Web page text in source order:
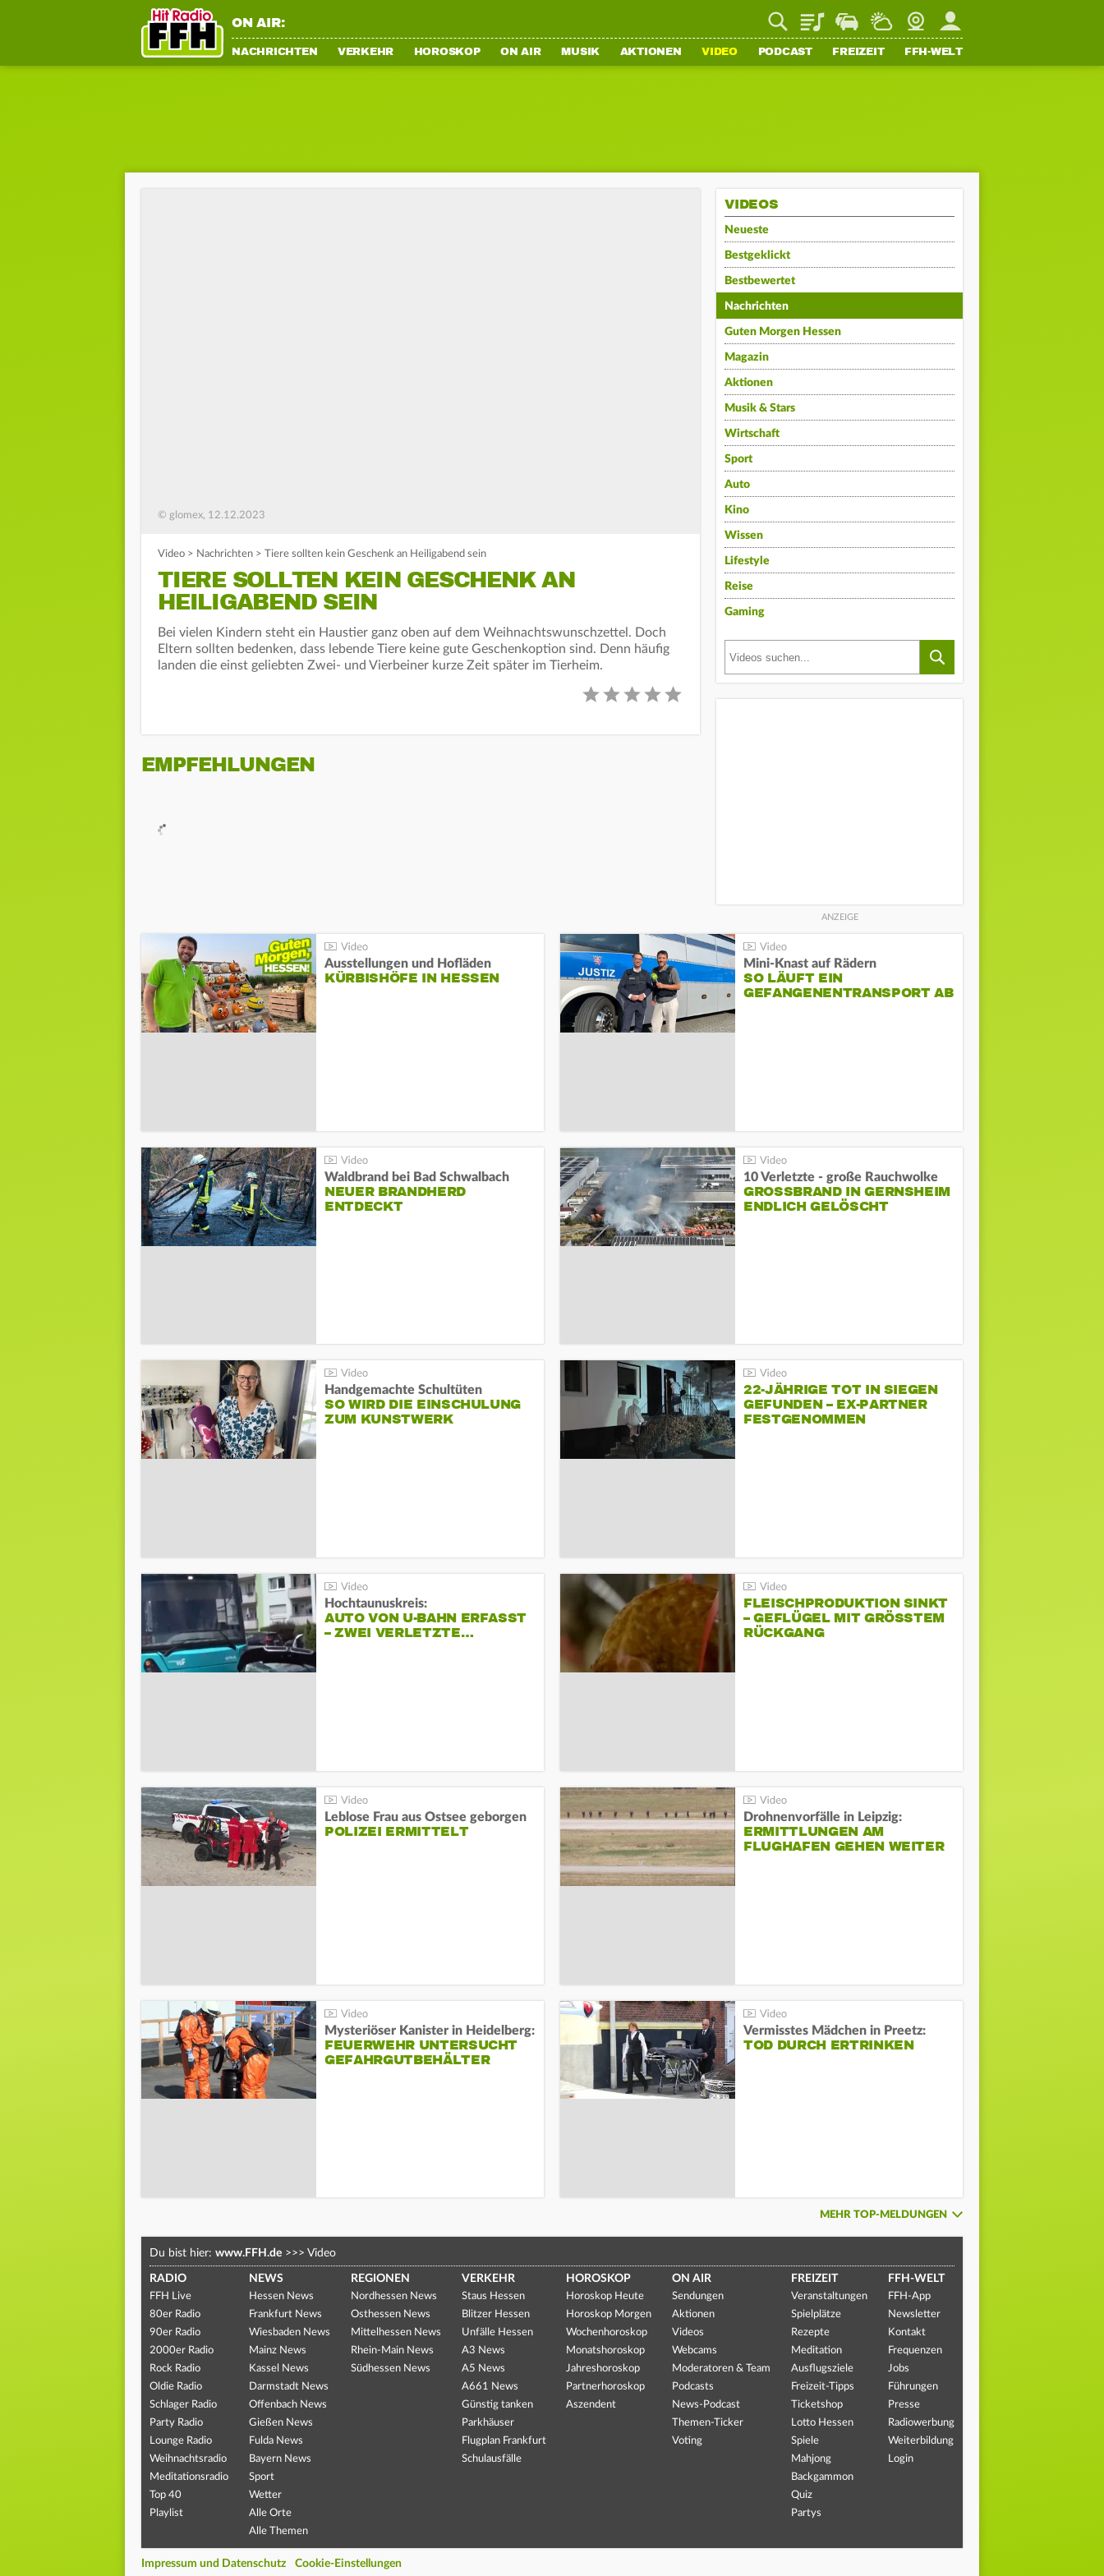
ON AIR: PlaylistStaupilotWetterWebcamMein FFH
NACHRICHTEN VERKEHR HOROSKOP ON AIR MUSIK AKTIONEN VIDEO PODCAST FREIZEIT FFH-WELT
© glomex, 12.12.2023
Video > Nachrichten > Tiere sollten kein Geschenk an Heiligabend sein
TIERE SOLLTEN KEIN GESCHENK AN
HEILIGABEND SEIN
Bei vielen Kindern steht ein Haustier ganz oben auf dem Weihnachtswunschzettel. Doch
Eltern sollten bedenken, dass lebende Tiere keine gute Geschenkoption sind. Denn häufig
landen die einst geliebten Zwei- und Vierbeiner kurze Zeit später im Tierheim.
EMPFEHLUNGEN
VIDEOS
Neueste
Bestgeklickt
Bestbewertet
Nachrichten
Guten Morgen Hessen
Magazin
Aktionen
Musik & Stars
Wirtschaft
Sport
Auto
Kino
Wissen
Lifestyle
Reise
Gaming
Ausstellungen und Hofläden
KÜRBISHÖFE IN HESSEN
Mini-Knast auf Rädern
SO LÄUFT EIN
GEFANGENENTRANSPORT AB
Waldbrand bei Bad Schwalbach
NEUER BRANDHERD
ENTDECKT
10 Verletzte - große Rauchwolke
GROSSBRAND IN GERNSHEIM E
NDLICH GELÖSCHT
Handgemachte Schultüten
SO WIRD DIE EINSCHULUNG
ZUM KUNSTWERK
22-JÄHRIGE TOT IN SIEGEN
GEFUNDEN – EX-PARTNER
FESTGENOMMEN
Hochtaunuskreis:
AUTO VON U-BAHN ERFASST
– ZWEI VERLETZTE…
FLEISCHPRODUKTION SINKT
– GEFLÜGEL MIT GRÖSSTEM R
ÜCKGANG
Leblose Frau aus Ostsee geborgen
POLIZEI ERMITTELT
Drohnenvorfälle in Leipzig:
ERMITTLUNGEN AM
FLUGHAFEN GEHEN WEITER
Mysteriöser Kanister in Heidelberg:
FEUERWEHR UNTERSUCHT
GEFAHRGUTBEHÄLTER
Vermisstes Mädchen in Preetz:
TOD DURCH ERTRINKEN
MEHR TOP-MELDUNGEN
Du bist hier: www.FFH.de >>> Video
RADIO
FFH Live
80er Radio
90er Radio
2000er Radio
Rock Radio
Oldie Radio
Schlager Radio
Party Radio
Lounge Radio
Weihnachtsradio
Meditationsradio
Top 40
Playlist
NEWS
Hessen News
Frankfurt News
Wiesbaden News
Mainz News
Kassel News
Darmstadt News
Offenbach News
Gießen News
Fulda News
Bayern News
Sport
Wetter
Alle Orte
Alle Themen
REGIONEN
Nordhessen News
Osthessen News
Mittelhessen News
Rhein-Main News
Südhessen News
VERKEHR
Staus Hessen
Blitzer Hessen
Unfälle Hessen
A3 News
A5 News
A661 News
Günstig tanken
Parkhäuser
Flugplan Frankfurt
Schulausfälle
HOROSKOP
Horoskop Heute
Horoskop Morgen
Wochenhoroskop
Monatshoroskop
Jahreshoroskop
Partnerhoroskop
Aszendent
ON AIR
Sendungen
Aktionen
Videos
Webcams
Moderatoren & Team
Podcasts
News-Podcast
Themen-Ticker
Voting
FREIZEIT
Veranstaltungen
Spielplätze
Rezepte
Meditation
Ausflugsziele
Freizeit-Tipps
Ticketshop
Lotto Hessen
Spiele
Mahjong
Backgammon
Quiz
Partys
FFH-WELT
FFH-App
Newsletter
Kontakt
Frequenzen
Jobs
Führungen
Presse
Radiowerbung
Weiterbildung
Login
Impressum und Datenschutz Cookie-Einstellungen